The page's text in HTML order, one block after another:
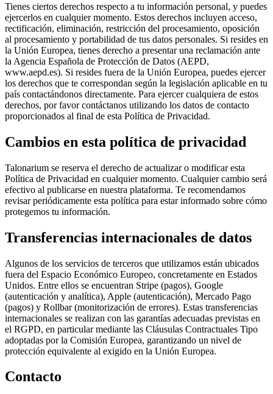
Tienes ciertos derechos respecto a tu información personal, y puedes
ejercerlos en cualquier momento. Estos derechos incluyen acceso,
rectificación, eliminación, restricción del procesamiento, oposición
al procesamiento y portabilidad de tus datos personales. Si resides en
la Unión Europea, tienes derecho a presentar una reclamación ante
la Agencia Española de Protección de Datos (AEPD,
www.aepd.es). Si resides fuera de la Unión Europea, puedes ejercer
los derechos que te correspondan según la legislación aplicable en tu
país contactándonos directamente. Para ejercer cualquiera de estos
derechos, por favor contáctanos utilizando los datos de contacto
proporcionados al final de esta Política de Privacidad.
Cambios en esta política de privacidad
Talonarium se reserva el derecho de actualizar o modificar esta
Política de Privacidad en cualquier momento. Cualquier cambio será
efectivo al publicarse en nuestra plataforma. Te recomendamos
revisar periódicamente esta política para estar informado sobre cómo
protegemos tu información.
Transferencias internacionales de datos
Algunos de los servicios de terceros que utilizamos están ubicados
fuera del Espacio Económico Europeo, concretamente en Estados
Unidos. Entre ellos se encuentran Stripe (pagos), Google
(autenticación y analítica), Apple (autenticación), Mercado Pago
(pagos) y Rollbar (monitorización de errores). Estas transferencias
internacionales se realizan con las garantías adecuadas previstas en
el RGPD, en particular mediante las Cláusulas Contractuales Tipo
adoptadas por la Comisión Europea, garantizando un nivel de
protección equivalente al exigido en la Unión Europea.
Contacto